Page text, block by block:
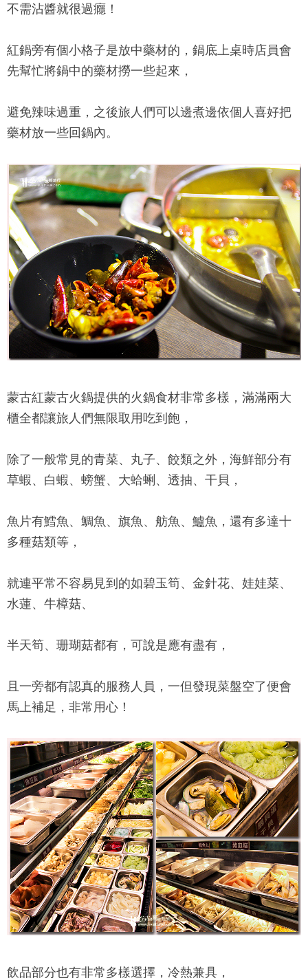
不需沾醬就很過癮！
紅鍋旁有個小格子是放中藥材的，鍋底上桌時店員會
先幫忙將鍋中的藥材撈一些起來，
避免辣味過重，之後旅人們可以邊煮邊依個人喜好把
藥材放一些回鍋內。
蒙古紅蒙古火鍋提供的火鍋食材非常多樣，滿滿兩大
櫃全都讓旅人們無限取用吃到飽，
除了一般常見的青菜、丸子、餃類之外，海鮮部分有
草蝦、白蝦、螃蟹、大蛤蜊、透抽、干貝，
魚片有鱈魚、鯛魚、旗魚、舫魚、鱸魚，還有多達十
多種菇類等，
就連平常不容易見到的如碧玉筍、金針花、娃娃菜、
水蓮、牛樟菇、
半天筍、珊瑚菇都有，可說是應有盡有，
且一旁都有認真的服務人員，一但發現菜盤空了便會
馬上補足，非常用心！
飲品部分也有非常多樣選擇，冷熱兼具，